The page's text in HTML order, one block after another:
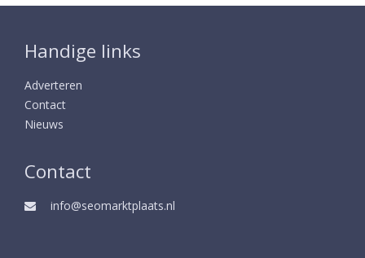
Handige links
Adverteren
Contact
Nieuws
Contact
info@seomarktplaats.nl